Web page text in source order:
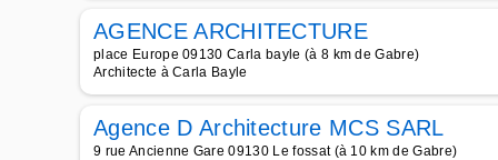
AGENCE ARCHITECTURE
place Europe 09130 Carla bayle (à 8 km de Gabre)
Architecte à Carla Bayle
Agence D Architecture MCS SARL
9 rue Ancienne Gare 09130 Le fossat (à 10 km de Gabre)